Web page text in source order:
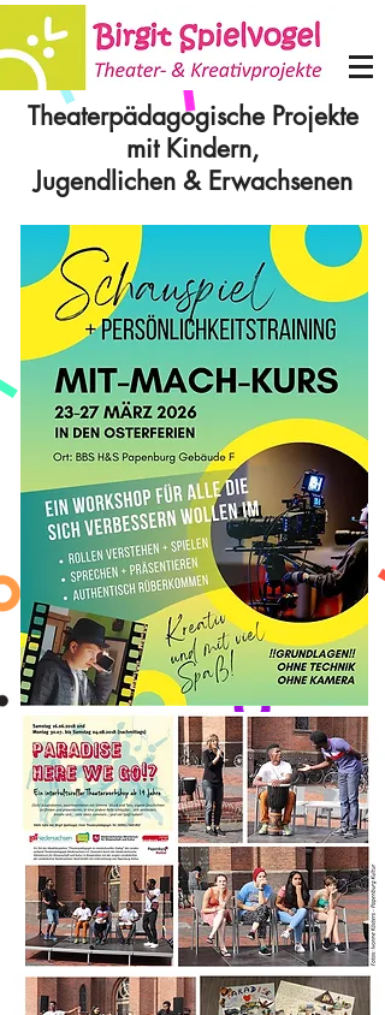
Theaterpädagogische Projekte
mit Kindern,
Jugendlichen & Erwachsenen